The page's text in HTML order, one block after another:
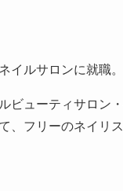
イルサロンに就職。
ビューティサロン
、フリーのネイリ